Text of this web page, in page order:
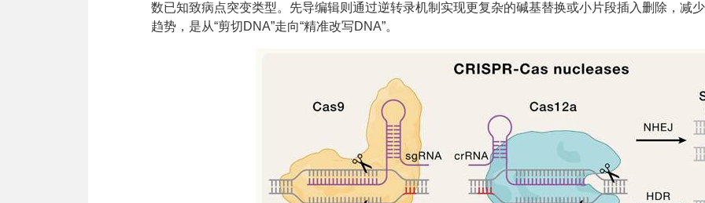
数已知致病点突变类型。先导编辑则通过逆转录机制实现更复杂的碱基替换或小片段插入删除，减
趋势，是从“剪切DNA”走向“精准改写DNA”。